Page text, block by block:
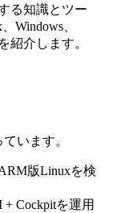
る知識とツー
Windows、
紹介します。
います。
版Linuxを検
Cockpitを運用